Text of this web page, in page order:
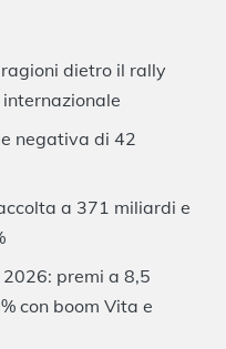
dietro il rally
negativa di 42
a 371 miliardi e
premi a 8,5
con boom Vita e